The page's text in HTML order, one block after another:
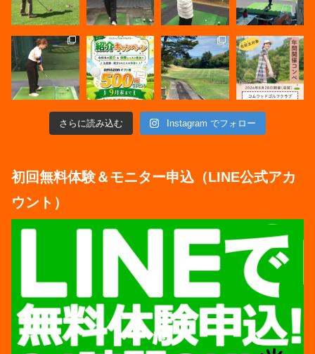
さらに読み込む Instagram でフォロー
初回無料体験＆モニター申込（LINE公式アカ
ウント）